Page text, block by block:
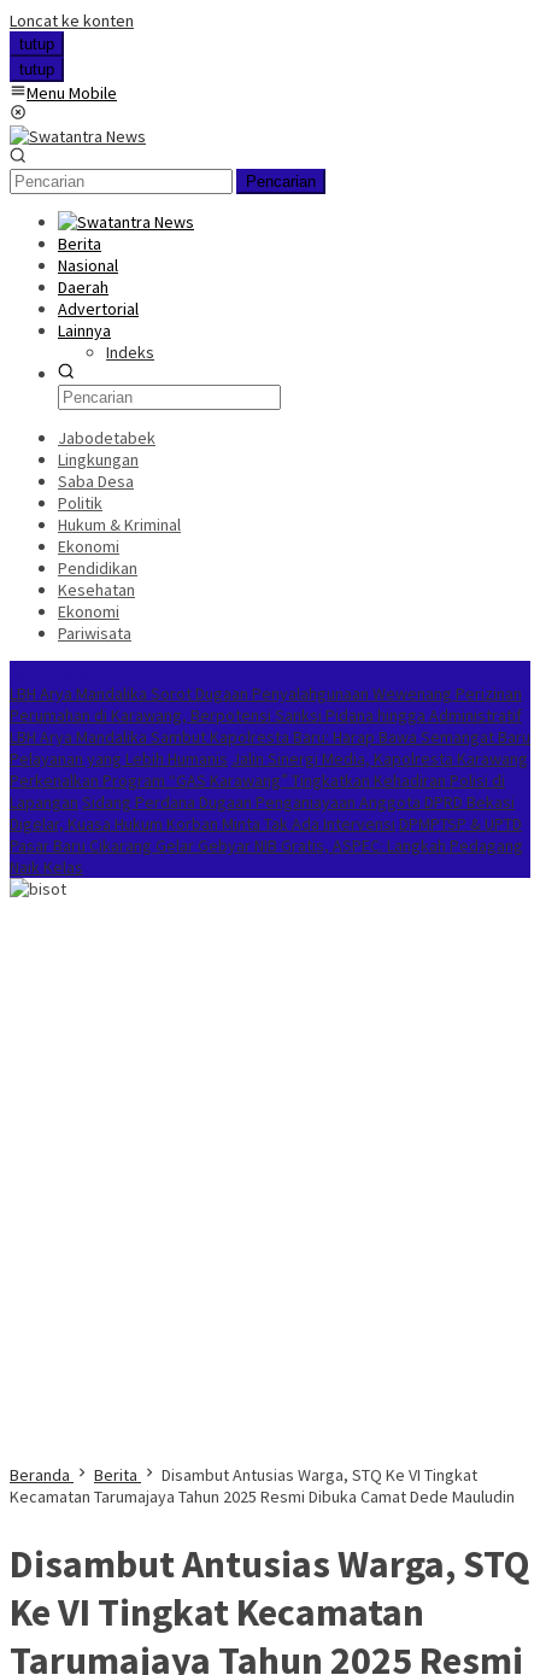
Loncat ke konten
tutup
tutup
Menu Mobile
Pencarian
Berita
Nasional
Daerah
Advertorial
Lainnya
Indeks
Jabodetabek
Lingkungan
Saba Desa
Politik
Hukum & Kriminal
Ekonomi
Pendidikan
Kesehatan
Ekonomi
Pariwisata
LBH Arya Mandalika Sorot Dugaan Penyalahgunaan Wewenang Perizinan
Perumahan di Karawang, Berpotensi Sanksi Pidana hingga Administratif
LBH Arya Mandalika Sambut Kapolresta Baru: Harap Bawa Semangat Baru
Pelayanan yang Lebih Humanis Jalin Sinergi Media, Kapolresta Karawang
Perkenalkan Program “GAS Karawang” Tingkatkan Kehadiran Polisi di
Lapangan Sidang Perdana Dugaan Penganiayaan Anggota DPRD Bekasi
Digelar, Kuasa Hukum Korban Minta Tak Ada Intervensi DPMPTSP & UPTD
Pasar Baru Cikarang Gelar Gebyar NIB Gratis, ASPEC: Langkah Pedagang
Naik Kelas
Beranda Berita
Disambut Antusias Warga, STQ Ke VI Tingkat
Kecamatan Tarumajaya Tahun 2025 Resmi Dibuka Camat Dede Mauludin
Disambut Antusias Warga, STQ
Ke VI Tingkat Kecamatan
Tarumajaya Tahun 2025 Resmi